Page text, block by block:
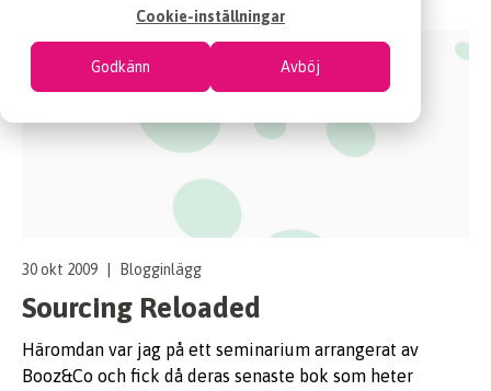
Cookie-inställningar
Godkänn Avböj
TERMINOLOGI
30 okt 2009 Blogginlägg
Sourcing Reloaded
Häromdan var jag på ett seminarium arrangerat av
Booz&Co och fick då deras senaste bok som heter